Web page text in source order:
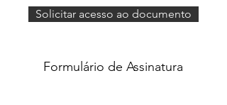
Solicitar acesso ao documento
Formulário de Assinatura